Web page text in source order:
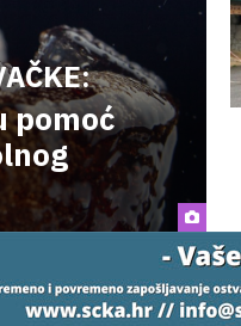
pomoć